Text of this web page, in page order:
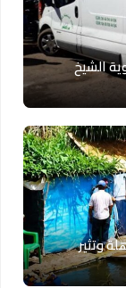
الشيخ
وتثير